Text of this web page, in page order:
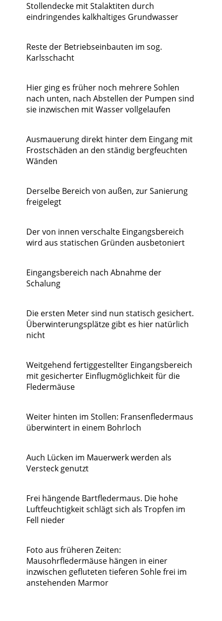
Stollendecke mit Stalaktiten durch
eindringendes kalkhaltiges Grundwasser
Reste der Betriebseinbauten im sog.
Karlsschacht
Hier ging es früher noch mehrere Sohlen
nach unten, nach Abstellen der Pumpen sind
sie inzwischen mit Wasser vollgelaufen
Ausmauerung direkt hinter dem Eingang mit
Frostschäden an den ständig bergfeuchten
Wänden
Derselbe Bereich von außen, zur Sanierung
freigelegt
Der von innen verschalte Eingangsbereich
wird aus statischen Gründen ausbetoniert
Eingangsbereich nach Abnahme der
Schalung
Die ersten Meter sind nun statisch gesichert.
Überwinterungsplätze gibt es hier natürlich
nicht
Weitgehend fertiggestellter Eingangsbereich
mit gesicherter Einflugmöglichkeit für die
Fledermäuse
Weiter hinten im Stollen: Fransenfledermaus
überwintert in einem Bohrloch
Auch Lücken im Mauerwerk werden als
Versteck genutzt
Frei hängende Bartfledermaus. Die hohe
Luftfeuchtigkeit schlägt sich als Tropfen im
Fell nieder
Foto aus früheren Zeiten:
Mausohrfledermäuse hängen in einer
inzwischen gefluteten tieferen Sohle frei im
anstehenden Marmor